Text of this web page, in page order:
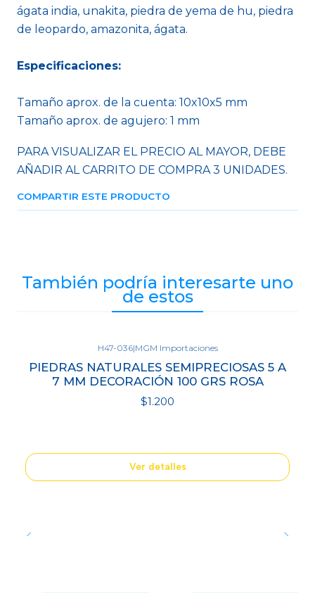
ágata india, unakita, piedra de yema de hu, piedra
de leopardo, amazonita, ágata.
Especificaciones:
Tamaño aprox. de la cuenta: 10x10x5 mm
Tamaño aprox. de agujero: 1 mm
PARA VISUALIZAR EL PRECIO AL MAYOR, DEBE
AÑADIR AL CARRITO DE COMPRA 3 UNIDADES.
COMPARTIR ESTE PRODUCTO
También podría interesarte uno
de estos
H47-036|MGM Importaciones
PIEDRAS NATURALES SEMIPRECIOSAS 5 A
7 MM DECORACIÓN 100 GRS ROSA
$1.200
Ver detalles